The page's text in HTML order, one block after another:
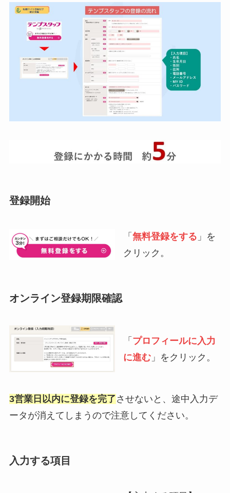
登録開始
「無料登録をする 」を
クリック。
オンライン登録期限確認
「 プロフィールに入力
に進む 」をクリック。
3営業日以内に登録を完了 させないと、途中入力デ
ータが消えてしまうので注意してください。
入力する項目